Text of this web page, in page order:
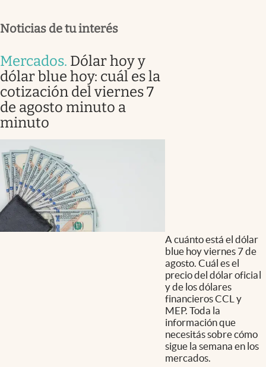
Noticias de tu interés
Mercados. Dólar hoy y
dólar blue hoy: cuál es la
cotización del viernes 7
de agosto minuto a
minuto
A cuánto está el dólar
blue hoy viernes 7 de
agosto. Cuál es el
precio del dólar oficial
y de los dólares
financieros CCL y
MEP. Toda la
información que
necesitás sobre cómo
sigue la semana en los
mercados.